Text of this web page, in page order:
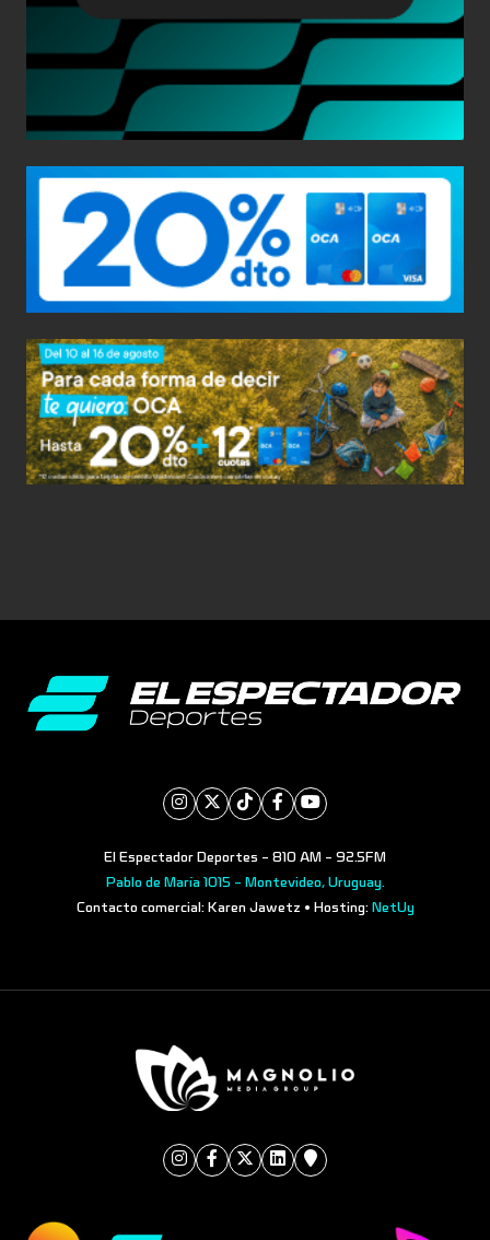
El Espectador Deportes - 810 AM - 92.5FM
Pablo de María 1015 - Montevideo, Uruguay.
Contacto comercial: Karen Jawetz • Hosting: NetUy